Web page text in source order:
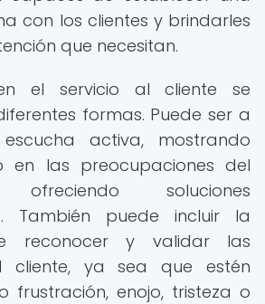
con los clientes y brindarles
que necesitan.
el servicio al cliente se
formas. Puede ser a
activa, mostrando
en las preocupaciones del
soluciones
También puede incluir la
reconocer y validar las
cliente, ya sea que estén
frustración, enojo, tristeza o